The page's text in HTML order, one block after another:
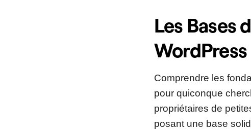
Les Bases
WordPress
Comprendre les
pour quiconque
propriétaires de
posant une base